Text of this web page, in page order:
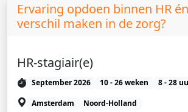
Ervaring opdoen binnen HR
verschil maken in de zorg?
HR-stagiair(e)
September 2026 10 - 26 weken
8 - 28
Amsterdam
Noord-Holland